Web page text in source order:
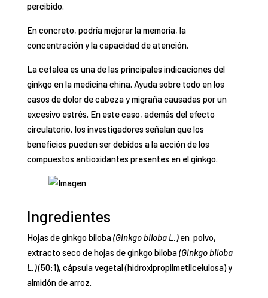
percibido.
En concreto, podría mejorar la memoria, la
concentración y la capacidad de atención.
La cefalea es una de las principales indicaciones del
ginkgo en la medicina china. Ayuda sobre todo en los
casos de dolor de cabeza y migraña causadas por un
excesivo estrés. En este caso, además del efecto
circulatorio, los investigadores señalan que los
beneficios pueden ser debidos a la acción de los
compuestos antioxidantes presentes en el ginkgo.
Ingredientes
Hojas de ginkgo biloba(Ginkgo biloba L.)en polvo,
extracto seco de hojas de ginkgo biloba(Ginkgo biloba
L.)(50:1), cápsula vegetal (hidroxipropilmetilcelulosa) y
almidón de arroz.